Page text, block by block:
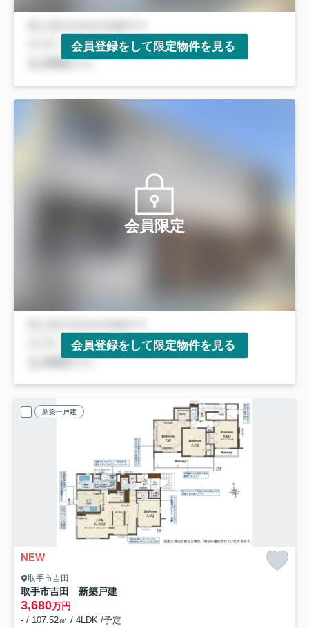
会員登録をして限定物件を見る
会員限定
会員登録をして限定物件を見る
新築一戸建
NEW
取手市吉田
取手市吉田 新築戸建
3,680万円
- / 107.52㎡ / 4LDK /予定